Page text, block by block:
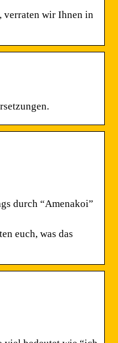
verraten wir Ihnen in
durch “Amenakoi”
euch, was das